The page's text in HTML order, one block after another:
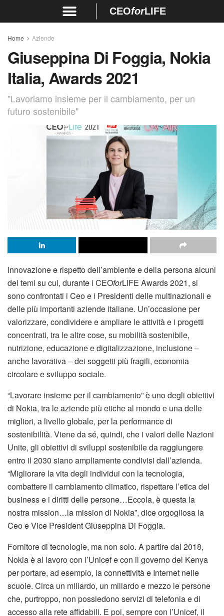
CEOforLIFE
Home Aziende
Giuseppina Di Foggia, Nokia
Italia, Awards 2021
"Lavoriamo insieme per il cambiamento, per un
futuro sostenibile"
Innovazione e rispetto dell’ambiente e della persona alcuni
dei temi su cui, durante i CEOforLIFE Awards 2021, si
sono confrontati i Ceo e i Presidenti delle multinazionali e
delle più importanti aziende italiane. Un’occasione per
valorizzare, condividere e ampliare le attività e i progetti
concentrati, tra le altre cose, su mobilità sostenibile,
nutrizione, educazione e digitalizzazione, inclusione –
anche lavorativa – dei soggetti più fragili, economia
circolare e sviluppo sociale.
“Lavorare insieme per il cambiamento” è uno degli obiettivi
di Nokia, tra le aziende più etiche al mondo e una delle
migliori, a livello globale, per la performance di
sostenibilità. Viene da sé, quindi, che i valori delle Nazioni
Unite, gli obiettivi di sviluppi sostenibile da raggiungere
entro il 2030 siano ampliamente condivisi dall’azienda.
“Migliorare la vita degli individui con la tecnologia,
combattere il cambiamento climatico, rispettare l’etica del
business e i diritti delle persone…Eccola, è questa la
nostra mission…la mission di Nokia”, dice orgogliosa la
Ceo e Vice President Giuseppina Di Foggia.
Fornitore di tecnologie, ma non solo. A partire dal 2018,
Nokia è al lavoro con l’Unicef e con il governo del Kenya
per portare, ad esempio, la connettività e Internet nelle
scuole. Circa un miliardo, un miliardo e mezzo le persone
che, purtroppo, non possiedono servizi di telefonia e di
accesso alla rete affidabili. E poi, sempre con l’Unicef, il